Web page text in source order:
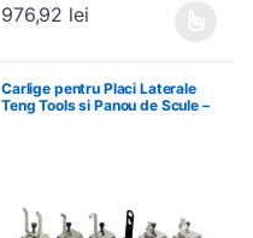
976,92 lei
Carlige pentru Placi Laterale
Teng Tools si Panou de Scule –